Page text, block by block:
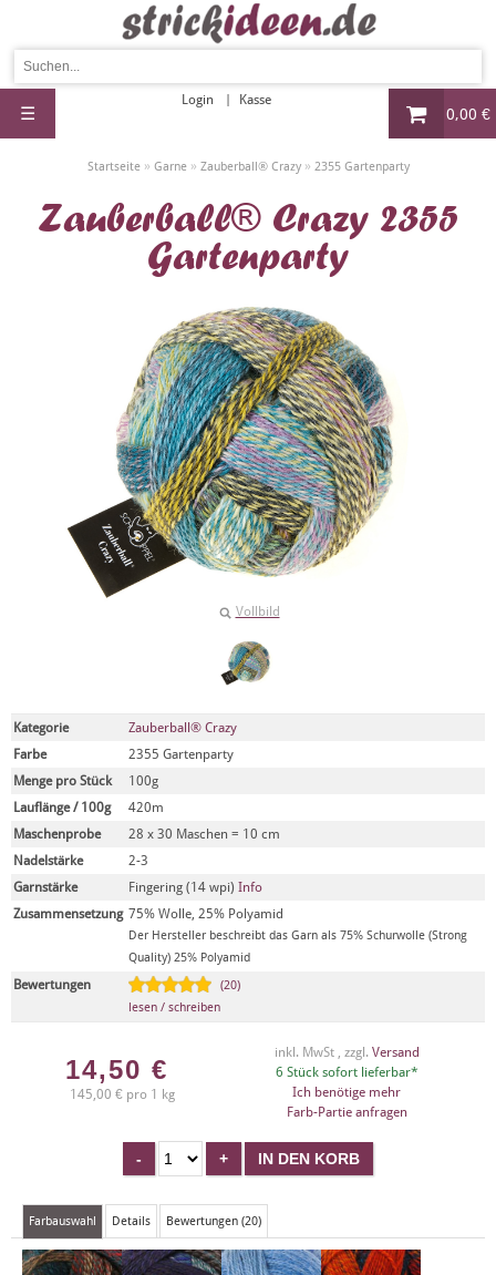
0,00 €
Login Kasse
☰
Startseite» Garne» Zauberball® Crazy» 2355 Gartenparty
Zauberball® Crazy 2355
Gartenparty
Vollbild
Kategorie
Zauberball® Crazy
Farbe
2355 Gartenparty
Menge pro Stück
100g
Lauflänge / 100g
420m
Maschenprobe
28 x 30 Maschen = 10 cm
Nadelstärke
2-3
Garnstärke
Fingering (14 wpi) Info
Zusammensetzung 75% Wolle, 25% Polyamid
Der Hersteller beschreibt das Garn als 75% Schurwolle (Strong
Quality) 25% Polyamid
Bewertungen
(20)
lesen / schreiben
14,50 €
145,00 € pro 1 kg
inkl. MwSt , zzgl. Versand
6 Stück sofort lieferbar*
Ich benötige mehr
Farb-Partie anfragen
Farbauswahl Details Bewertungen (20)